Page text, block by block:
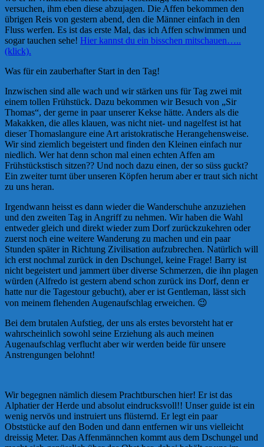
versuchen, ihm eben diese abzujagen. Die Affen bekommen den
übrigen Reis von gestern abend, den die Männer einfach in den
Fluss werfen. Es ist das erste Mal, das ich Affen schwimmen und
sogar tauchen sehe! Hier kannst du ein bisschen mitschauen…..
(klick).
Was für ein zauberhafter Start in den Tag!
Inzwischen sind alle wach und wir stärken uns für Tag zwei mit
einem tollen Frühstück. Dazu bekommen wir Besuch von „Sir
Thomas“, der gerne in paar unserer Kekse hätte. Anders als die
Makakken, die alles klauen, was nicht niet- und nagelfest ist hat
dieser Thomaslangure eine Art aristokratische Herangehensweise.
Wir sind ziemlich begeistert und finden den Kleinen einfach nur
niedlich. Wer hat denn schon mal einen echten Affen am
Frühstückstisch sitzen?? Und noch dazu einen, der so süss guckt?
Ein zweiter turnt über unseren Köpfen herum aber er traut sich nicht
zu uns heran.
Irgendwann heisst es dann wieder die Wanderschuhe anzuziehen
und den zweiten Tag in Angriff zu nehmen. Wir haben die Wahl
entweder gleich und direkt wieder zum Dorf zurückzukehren oder
zuerst noch eine weitere Wanderung zu machen und ein paar
Stunden später in Richtung Zivilisation aufzubrechen. Natürlich will
ich erst nochmal zurück in den Dschungel, keine Frage! Barry ist
nicht begeistert und jammert über diverse Schmerzen, die ihn plagen
würden (Alfredo ist gestern abend schon zurück ins Dorf, denn er
hatte nur die Tagestour gebucht), aber er ist Gentleman, lässt sich
von meinem flehenden Augenaufschlag erweichen. 😉
Bei dem brutalen Aufstieg, der uns als erstes bevorsteht hat er
wahrscheinlich sowohl seine Erziehung als auch meinen
Augenaufschlag verflucht aber wir werden beide für unsere
Anstrengungen belohnt!
Wir begegnen nämlich diesem Prachtburschen hier! Er ist das
Alphatier der Herde und absolut eindrucksvoll!! Unser guide ist ein
wenig nervös und instruiert uns flüsternd. Er legt ein paar
Obststücke auf den Boden und dann entfernen wir uns vielleicht
dreissig Meter. Das Affenmännchen kommt aus dem Dschungel und